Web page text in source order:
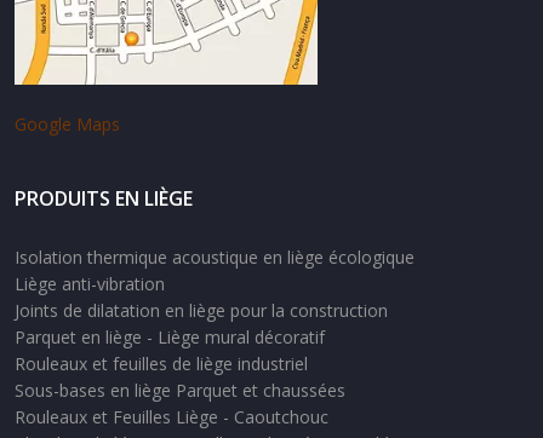
Google Maps
PRODUITS EN LIÈGE
Isolation thermique acoustique en liège écologique
Liège anti-vibration
Joints de dilatation en liège pour la construction
Parquet en liège - Liège mural décoratif
Rouleaux et feuilles de liège industriel
Sous-bases en liège Parquet et chaussées
Rouleaux et Feuilles Liège - Caoutchouc